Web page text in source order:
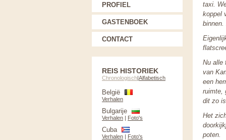
taxi.
koppel
binnen.
Nu alle
van
een
ruimte,
dit zo
Het
poten.
PROFIEL
GASTENBOEK
CONTACT
REIS HISTORIEK
Chronologisch|Alfabetisch
België
Verhalen
Bulgarije
Verhalen | Foto's
Cuba
Verhalen | Foto's